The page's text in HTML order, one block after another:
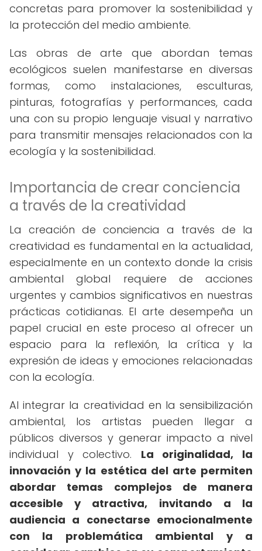
concretas para promover la sostenibilidad y
la protección del medio ambiente.
Las obras de arte que abordan temas
ecológicos suelen manifestarse en diversas
formas, como instalaciones, esculturas,
pinturas, fotografías y performances, cada
una con su propio lenguaje visual y narrativo
para transmitir mensajes relacionados con la
ecología y la sostenibilidad.
Importancia de crear conciencia
a través de la creatividad
La creación de conciencia a través de la
creatividad es fundamental en la actualidad,
especialmente en un contexto donde la crisis
ambiental global requiere de acciones
urgentes y cambios significativos en nuestras
prácticas cotidianas. El arte desempeña un
papel crucial en este proceso al ofrecer un
espacio para la reflexión, la crítica y la
expresión de ideas y emociones relacionadas
con la ecología.
Al integrar la creatividad en la sensibilización
ambiental, los artistas pueden llegar a
públicos diversos y generar impacto a nivel
individual y colectivo. La originalidad, la
innovación y la estética del arte permiten
abordar temas complejos de manera
accesible y atractiva, invitando a la
audiencia a conectarse emocionalmente
con la problemática ambiental y a